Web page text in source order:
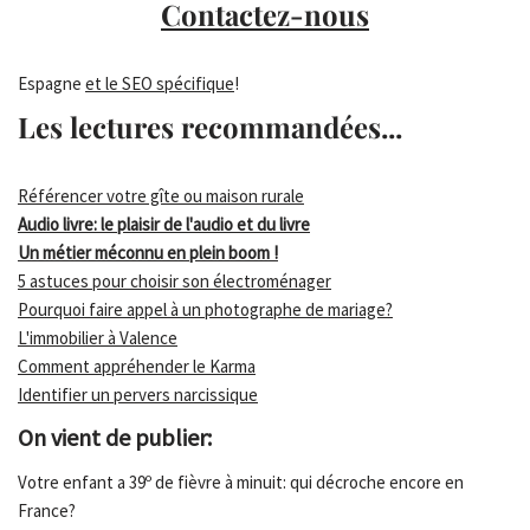
Contactez-nous
Espagne et le SEO spécifique!
Les lectures recommandées...
Référencer votre gîte ou maison rurale
Audio livre: le plaisir de l'audio et du livre
Un métier méconnu en plein boom !
5 astuces pour choisir son électroménager
Pourquoi faire appel à un photographe de mariage?
L'immobilier à Valence
Comment appréhender le Karma
Identifier un pervers narcissique
On vient de publier:
Votre enfant a 39º de fièvre à minuit: qui décroche encore en
France?